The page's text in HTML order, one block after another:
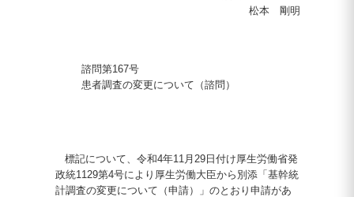
松本 剛明
諮問第167号
患者調査の変更について（諮問）
標記について、令和4年11月29日付け厚生労働省発
政統1129第4号により厚生労働大臣から別添「基幹統
計調査の変更について（申請）」のとおり申請があ